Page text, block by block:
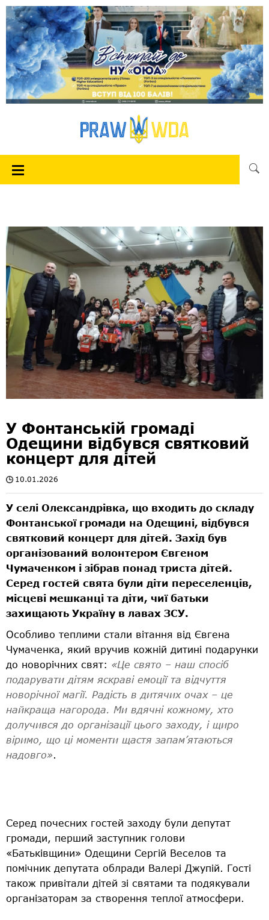
У Фонтанській громаді
Одещини відбувся святковий
концерт для дітей
10.01.2026
У селі Олександрівка, що входить до складу
Фонтанської громади на Одещині, відбувся
святковий концерт для дітей. Захід був
організований волонтером Євгеном
Чумаченком і зібрав понад триста дітей.
Серед гостей свята були діти переселенців,
місцеві мешканці та діти, чиї батьки
захищають Україну в лавах ЗСУ.
Особливо теплими стали вітання від Євгена
Чумаченка, який вручив кожній дитині подарунки
до новорічних свят: «Це свято – наш спосіб
подарувати дітям яскраві емоції та відчуття
новорічної магії. Радість в дитячих очах – це
найкраща нагорода. Ми вдячні кожному, хто
долучився до організації цього заходу, і щиро
віримо, що ці моменти щастя запам’ятаються
надовго».
Серед почесних гостей заходу були депутат
громади, перший заступник голови
«Батьківщини» Одещини Сергій Веселов та
помічник депутата облради Валері Джупій. Гості
також привітали дітей зі святами та подякували
організаторам за створення теплої атмосфери.